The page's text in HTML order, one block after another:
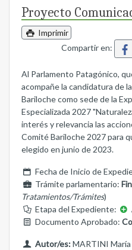
Proyecto
Imprimir
Compartir en:
Al Parlamento Patagónico,
acompañe la candidatura de
Bariloche como sede de la
Especializada 2027
interés y relevancia las
Comité Bariloche 2027 para
elegido en junio de 2023.
Fecha de Inicio de
Trámite parlamentario:
Tratamientos/Trámites)
Etapa del Expediente:
Documento Aprobado:
Autor/es:MARTINI María